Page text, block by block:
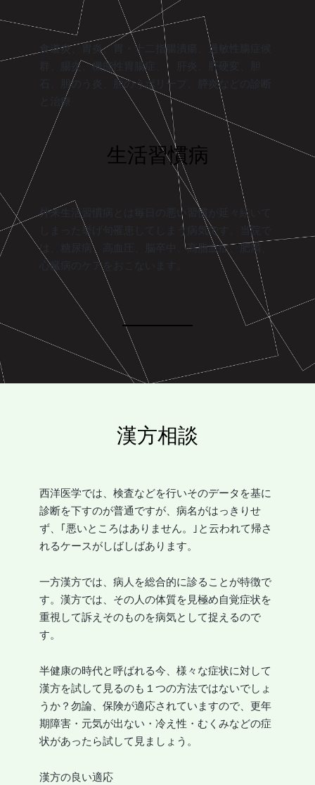
食道炎、胃炎、胃・十二指腸潰瘍、過敏性腸症候
群、腸炎、機能性胃腸症、 肝炎、肝硬変、胆
石、胆のう炎、胆のうポリープ、膵炎などの診断
と治療
生活習慣病
外来生活習慣病とは毎日の悪い習慣が延々続いて
しまった挙げ句罹患してしまう病気です。当院で
は、糖尿病、高血圧、脳卒中、高脂血症、肥満、
心臓病のケアをおこないます。
漢方相談
西洋医学では、検査などを行いそのデータを基に
診断を下すのが普通ですが、病名がはっきりせ
ず、｢悪いところはありません。｣と云われて帰さ
れるケースがしばしばあります。
一方漢方では、病人を総合的に診ることが特徴で
す。漢方では、その人の体質を見極め自覚症状を
重視して訴えそのものを病気として捉えるので
す。
半健康の時代と呼ばれる今、様々な症状に対して
漢方を試して見るのも１つの方法ではないでしょ
うか？勿論、保険が適応されていますので、更年
期障害・元気が出ない・冷え性・むくみなどの症
状があったら試して見ましょう。
漢方の良い適応